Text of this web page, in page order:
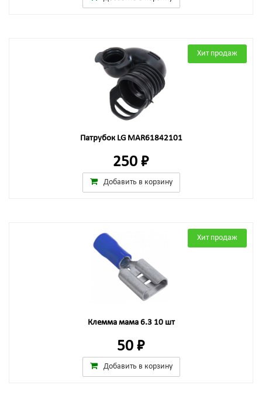
Хит продаж
Патрубок LG MAR61842101
250 ₽
Добавить в корзину
Хит продаж
Клемма мама 6.3 10 шт
50 ₽
Добавить в корзину